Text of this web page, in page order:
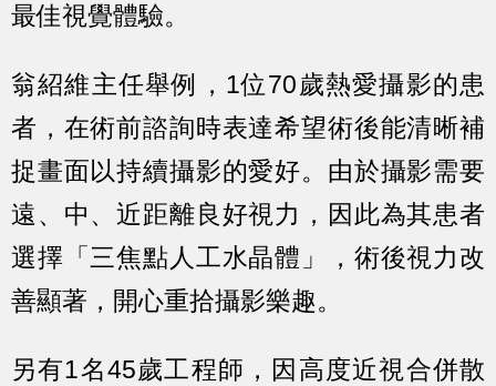
最佳視覺體驗。
翁紹維主任舉例，1位70歲熱愛攝影的患
者，在術前諮詢時表達希望術後能清晰補
捉畫面以持續攝影的愛好。由於攝影需要
遠、中、近距離良好視力，因此為其患者
選擇「三焦點人工水晶體」，術後視力改
善顯著，開心重拾攝影樂趣。
另有1名45歲工程師，因高度近視合併散